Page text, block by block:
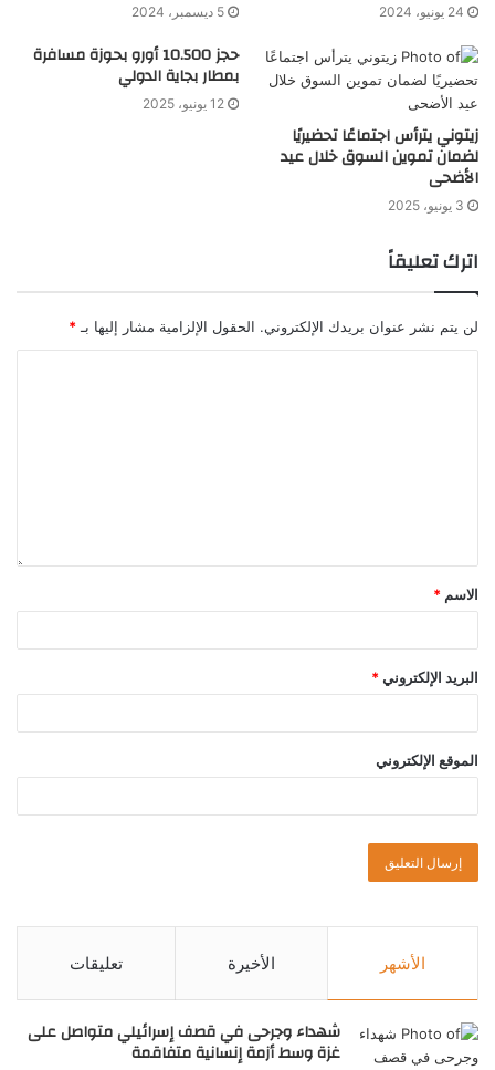
24 يونيو، 2024 5 ديسمبر، 2024
زيتوني يترأس اجتماعًا تحضيريًا
لضمان تموين السوق خلال عيد
الأضحى
3 يونيو، 2025
حجز 10.500 أورو بحوزة مسافرة
بمطار بجاية الدولي
12 يونيو، 2025
اترك تعليقاً
لن يتم نشر عنوان بريدك الإلكتروني. الحقول الإلزامية مشار إليها بـ *
الاسم *
البريد الإلكتروني *
الموقع الإلكتروني
الأشهر الأخيرة تعليقات
شهداء وجرحى في قصف إسرائيلي متواصل على
غزة وسط أزمة إنسانية متفاقمة